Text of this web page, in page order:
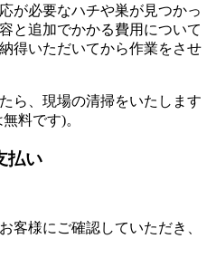
が必要なハチや巣が見つかっ
と追加でかかる費用について
得いただいてから作業をさせ
ら、現場の清掃をいたします
料です)。
払い
客様にご確認していただき、